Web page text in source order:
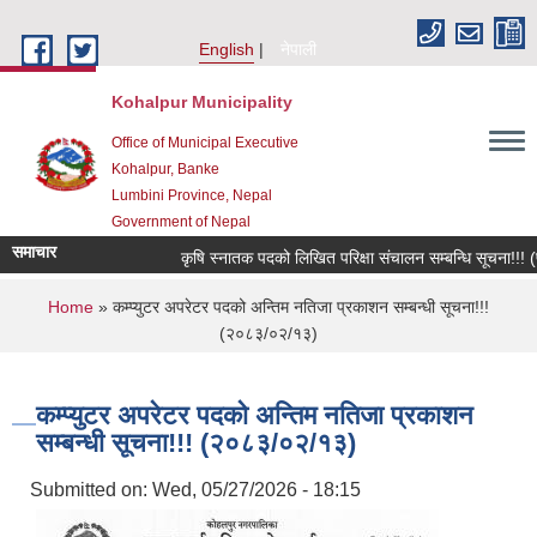
English
नेपाली
Kohalpur Municipality
Office of Municipal Executive
Kohalpur, Banke
Lumbini Province, Nepal
Government of Nepal
समाचार कृषि स्नातक पदको लिखित परिक्षा संचालन सम्बन्धि सूचना!!!
You are here
Home » कम्प्युटर अपरेटर पदको अन्तिम नतिजा प्रकाशन सम्बन्धी सूचना!!!
(२०८३/०२/१३)
कम्प्युटर अपरेटर पदको अन्तिम नतिजा प्रकाशन
सम्बन्धी सूचना!!! (२०८३/०२/१३)
Submitted on: Wed, 05/27/2026 - 18:15